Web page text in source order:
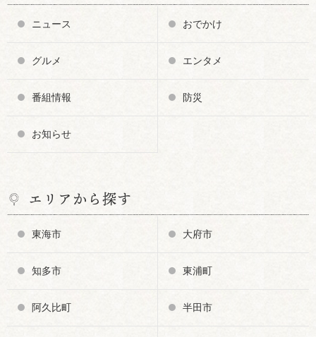
ニュース おでかけ
グルメ エンタメ
番組情報 防災
お知らせ
エリアから探す
東海市 大府市
知多市 東浦町
阿久比町 半田市